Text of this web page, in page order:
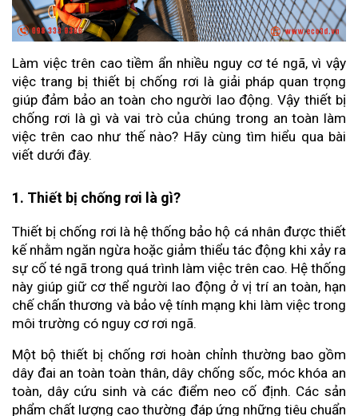
Làm việc trên cao tiềm ẩn nhiều nguy cơ té ngã, vì vậy
việc trang bị thiết bị chống rơi là giải pháp quan trọng
giúp đảm bảo an toàn cho người lao động. Vậy thiết bị
chống rơi là gì và vai trò của chúng trong an toàn làm
việc trên cao như thế nào? Hãy cùng tìm hiểu qua bài
viết dưới đây.
1. Thiết bị chống rơi là gì?
Thiết bị chống rơi là hệ thống bảo hộ cá nhân được thiết
kế nhằm ngăn ngừa hoặc giảm thiểu tác động khi xảy ra
sự cố té ngã trong quá trình làm việc trên cao. Hệ thống
này giúp giữ cơ thể người lao động ở vị trí an toàn, hạn
chế chấn thương và bảo vệ tính mạng khi làm việc trong
môi trường có nguy cơ rơi ngã.
Một bộ thiết bị chống rơi hoàn chỉnh thường bao gồm
dây đai an toàn toàn thân, dây chống sốc, móc khóa an
toàn, dây cứu sinh và các điểm neo cố định. Các sản
phẩm chất lượng cao thường đáp ứng những tiêu chuẩn